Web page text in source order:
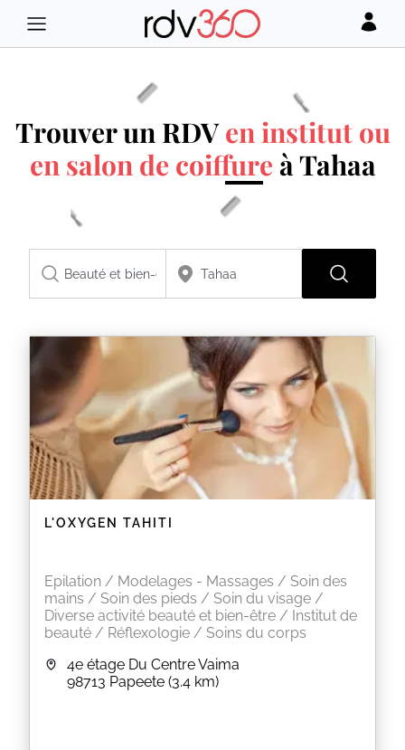
Trouver un RDVen institut ou
en salon de coiffure à Tahaa
L'OXYGEN TAHITI
Epilation / Modelages - Massages / Soin des
mains / Soin des pieds / Soin du visage /
Diverse activité beauté et bien-être / Institut de
beauté / Réflexologie / Soins du corps
4e étage Du Centre Vaima
98713 Papeete (3.4 km)